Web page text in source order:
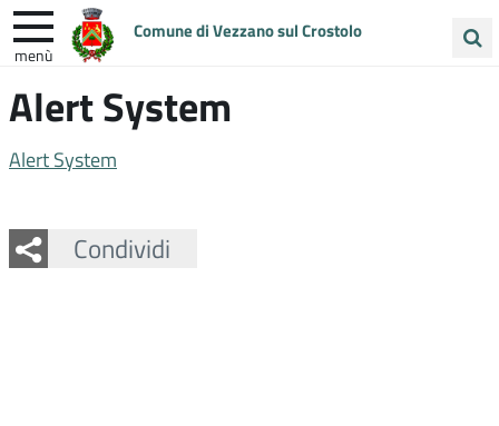
Comune di Vezzano sul Crostolo
menù
nel
ENTRA IN COMUNE
Alert System
Alert System
Condividi
Facebook
Twitter
Whatsapp